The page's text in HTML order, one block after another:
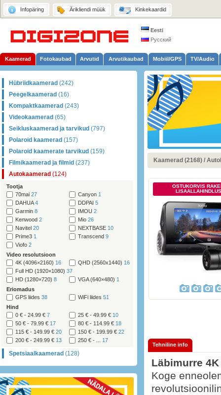
Infopäring Ärikliendi müük Kinkekaardid
Eesti
Русский
Kaamerad Fotokaubad Arvutid Arvutikaubad Mobiil/GPS TV/Audio
Hübriidkaamerad (242)
Peegelkaamerad (16)
Kompaktkaamerad (243)
Videokaamerad (65)
Seikluskaamerad ja tarvikud (797)
Polaroid kaamerad (157)
Polaroid kaamerate tarvikud (159)
Filmikaamerad ja filmid (237)
Autokaamerad (124)
Tootja
70mai 27 Canyon 1
DAHUA4 DDPAI 5
Garmin 8 IMOU 2
Kenwood 2 Mio 26
Navitel 20 NEXTBASE 10
Prime3 1 Transcend 9
Viofo 2
Video resolutsioon
4K (4096×2160) 16 QHD (2560x1440) 16
Full HD (1920×1080) 37
HD (1280×720) 8 VGA (640×480) 1
Eriomadus
GPS liides 38 WiFi liides 51
Hind
0 € - 24.99 € 7 25 € - 49.99 € 10
50 € - 79.99 € 17 80 € - 114.99 € 18
115 € - 149.99 € 20 150 € - 199.99 € 22
200 € - 249.99 € 13 250 € - ... 17
Spetsiaalkaamerad (128)
Kaamerad (2168) /
OSTUKORVIS
Tehniline info
Läbimurre
Koge